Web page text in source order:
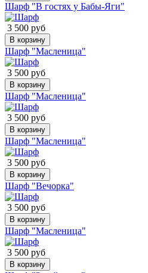
Шарф "В гостях у Бабы-Яги"
3 500 руб
В корзину
Шарф "Масленица"
3 500 руб
В корзину
Шарф "Масленица"
3 500 руб
В корзину
Шарф "Масленица"
3 500 руб
В корзину
Шарф "Вечорка"
3 500 руб
В корзину
Шарф "Масленица"
3 500 руб
В корзину